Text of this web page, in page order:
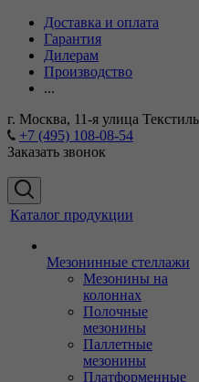
Доставка и оплата
Гарантия
Дилерам
Производство
...
г. Москва, 11-я улица
+7 (495) 108-08-54
Заказать звонок
Каталог продукции
Мезонинные стеллажи
Мезонины на
колоннах
Полочные
мезонины
Паллетные
мезонины
Платформенные